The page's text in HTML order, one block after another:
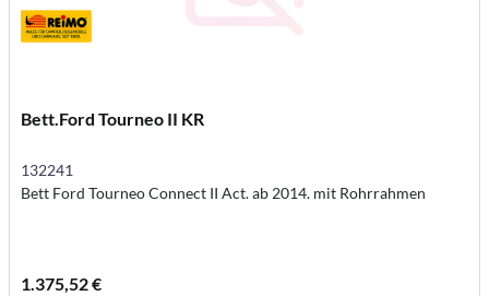
Bett.Ford Tourneo II KR
132241
Bett Ford Tourneo Connect II Act. ab 2014. mit Rohrrahmen
1.375,52 €